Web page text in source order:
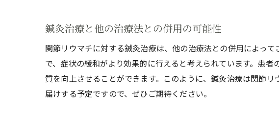
関節リ
鍼灸治
鍼灸治療と他の治療法との併用の可能性
関節リウマチに対する鍼灸治療は、他の治療法との併用によっ
で、症状の緩和がより効果的に行えると考えられています。患
質を向上させることができます。このように、鍼灸治療は関節
届けする予定ですので、ぜひご期待ください。